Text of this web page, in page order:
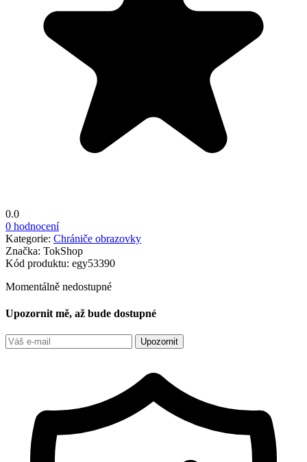
0.0
0 hodnocení
Kategorie: Chrániče obrazovky
Značka: TokShop
Kód produktu: egy53390
Momentálně nedostupné
Upozornit mě, až bude dostupné
Upozornit